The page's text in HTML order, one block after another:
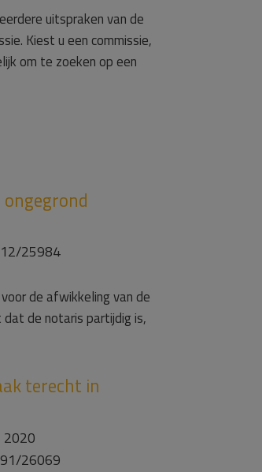
uitspraken van de
Kiest u een commissie,
om te zoeken op een
25984
de afwikkeling van de
de notaris partijdig is,
terecht in
2020
26069